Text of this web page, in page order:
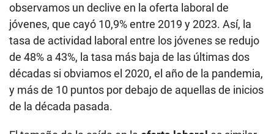
observamos un declive en la oferta laboral de
jóvenes, que cayó 10,9% entre 2019 y 2023. Así, la
tasa de actividad laboral entre los jóvenes se redujo
de 48% a 43%, la tasa más baja de las últimas dos
décadas si obviamos el 2020, el año de la pandemia,
y más de 10 puntos por debajo de aquellas de inicios
de la década pasada.